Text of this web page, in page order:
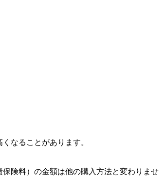
なることがあります。
険料）の金額は他の購入方法と変わりませ